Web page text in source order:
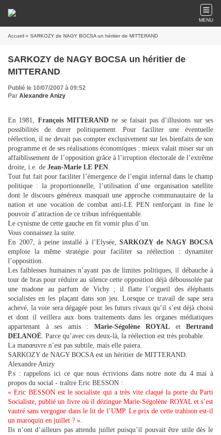
MENU
Accueil » SARKOZY de NAGY BOCSA un héritier de MITTERAND
SARKOZY de NAGY BOCSA un héritier de
MITTERAND
Publié le 10/07/2007 à 09:52
Par Alexandre Anizy
En 1981, François MITTERANDne se faisait pas d’illusions sur ses
possibilités de durer politiquement. Pour faciliter une éventuelle
réélection, il ne devait pas compter exclusivement sur les bienfaits de son
programme et de ses réalisations économiques : mieux valait miser sur un
affaiblissement de l’opposition grâce à l’irruption électorale de l’extrême
droite, i.e. de Jean-Marie LE PEN.
Tout fut fait pour faciliter l’émergence de l’engin infernal dans le champ
politique : la proportionnelle, l’utilisation d’une organisation satellite
dont le discours généreux masquait une approche communautaire de la
nation et une vocation de combat anti-LE PEN renforçant in fine le
pouvoir d’attraction de ce tribun infréquentable.
Le cynisme de cette gauche en fit vomir plus d’un.
Vous connaissez la suite.
En 2007, à peine installé à l’Elysée,SARKOZY de NAGY BOCSA
emploie la même stratégie pour faciliter sa réélection : dynamiter
l’opposition.
Les faiblesses humaines n’ayant pas de limites politiques, il débauche à
tour de bras pour réduire au silence cette opposition déjà déboussolée par
une madone au parfum de Vichy ; il flatte l’orgueil des éléphants
socialistes en les plaçant dans son jeu. Lorsque ce travail de sape sera
achevé, la voie sera dégagée pour les futurs rivaux qu’il s’est déjà choisi
et dont il veillera aux bons traitements dans les organes médiatiques
appartenant à ses amis : Marie-Ségolène ROYAL et Bertrand
DELANOË. Parce qu’avec ces deux-là, la réélection est très probable.
La manœuvre n’est pas subtile, mais elle paiera.
SARKOZY de NAGY BOCSA est un héritier de MITTERAND.
Alexandre Anizy
P.s : rappelons ici ce que nous écrivions dans notre note du 4 mai à
propos du social - traître Eric BESSON :
« Eric BESSON est le socialiste qui a très vite claqué la porte du Parti
Socialiste, publié un livre où il dézingue Marie-Ségolène ROYAL et s’est
vautré sans vergogne dans le lit de l’UMP. Le prix de cette trahison est-il
un maroquin en juillet ? ».
Ils n’ont d’ailleurs pas attendu juillet puisqu’il pouvait être utile dès le